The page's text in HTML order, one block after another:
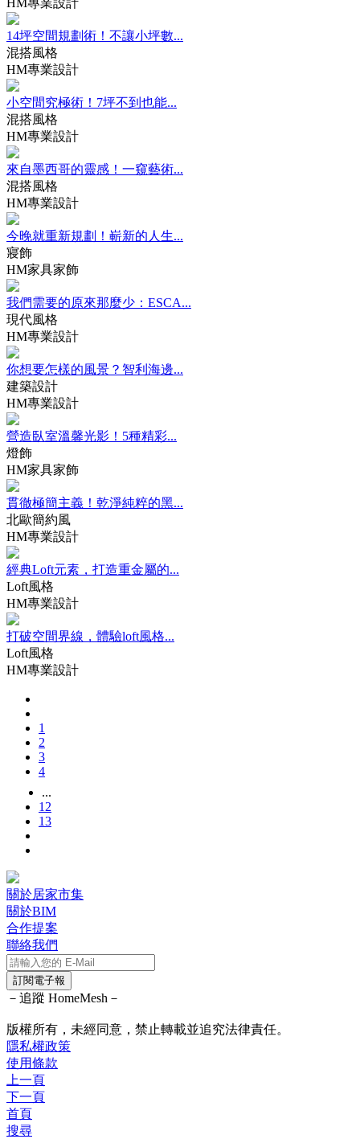
HM專業設計
14坪空間規劃術！不讓小坪數...
混搭風格
HM專業設計
小空間究極術！7坪不到也能...
混搭風格
HM專業設計
來自墨西哥的靈感！一窺藝術...
混搭風格
HM專業設計
今晚就重新規劃！嶄新的人生...
寢飾
HM家具家飾
我們需要的原來那麼少：ESCA...
現代風格
HM專業設計
你想要怎樣的風景？智利海邊...
建築設計
HM專業設計
營造臥室溫馨光影！5種精彩...
燈飾
HM家具家飾
貫徹極簡主義！乾淨純粹的黑...
北歐簡約風
HM專業設計
經典Loft元素，打造重金屬的...
Loft風格
HM專業設計
打破空間界線，體驗loft風格...
Loft風格
HM專業設計
1
2
3
4
...
12
13
關於居家市集
關於BIM
合作提案
聯絡我們
訂閱電子報
－追蹤 HomeMesh－
版權所有，未經同意，禁止轉載並追究法律責任。
隱私權政策
使用條款
上一頁
下一頁
首頁
搜尋